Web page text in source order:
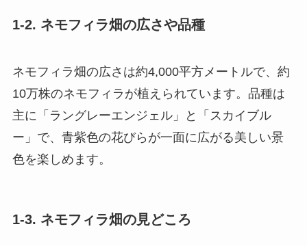
1-2. ネモフィラ畑の広さや品種
ネモフィラ畑の広さは約4,000平方メートルで、約
10万株のネモフィラが植えられています。品種は
主に「ラングレーエンジェル」と「スカイブル
ー」で、青紫色の花びらが一面に広がる美しい景
色を楽しめます。
1-3. ネモフィラ畑の見どころ